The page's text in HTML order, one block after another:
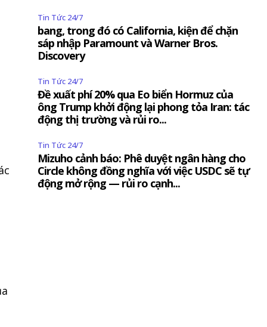
Tin Tức 24/7
bang, trong đó có California, kiện để chặn
sáp nhập Paramount và Warner Bros.
Discovery
Tin Tức 24/7
Đề xuất phí 20% qua Eo biển Hormuz của
ông Trump khởi động lại phong tỏa Iran: tác
động thị trường và rủi ro...
Tin Tức 24/7
Mizuho cảnh báo: Phê duyệt ngân hàng cho
Circle không đồng nghĩa với việc USDC sẽ tự
động mở rộng — rủi ro cạnh...